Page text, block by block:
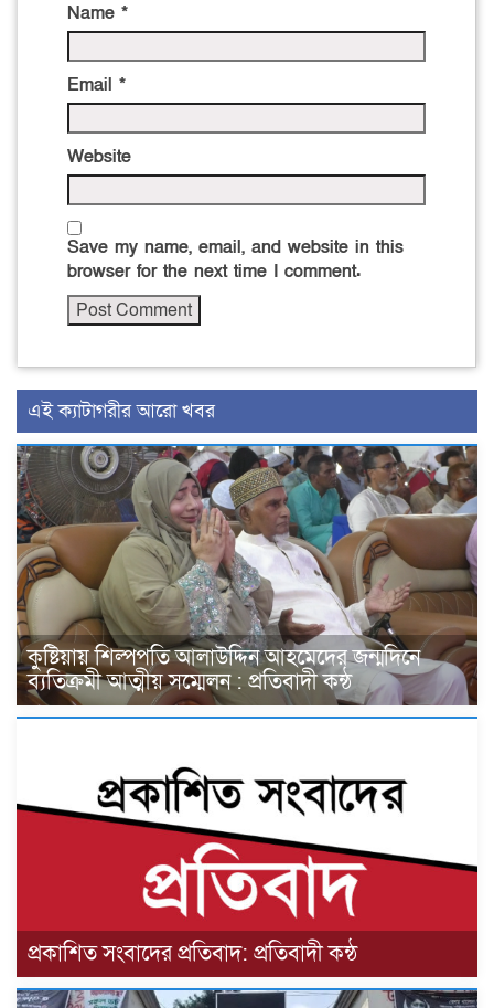
Name *
Email *
Website
Save my name, email, and website in this
browser for the next time I comment.
এই ক্যাটাগরীর আরো খবর
কুষ্টিয়ায় শিল্পপতি আলাউদ্দিন আহমেদের জন্মদিনে
ব্যতিক্রমী আত্মীয় সম্মেলন : প্রতিবাদী কন্ঠ
প্রকাশিত সংবাদের প্রতিবাদ: প্রতিবাদী কন্ঠ